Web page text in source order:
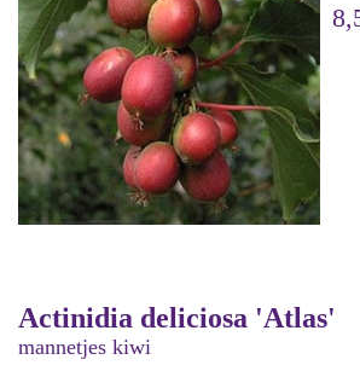
Actinidia deliciosa 'Atlas'
mannetjes kiwi